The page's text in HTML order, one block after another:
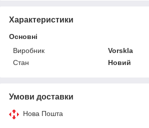
Характеристики
Основні
Виробник
Vorskla
Стан
Новий
Умови доставки
Нова Пошта